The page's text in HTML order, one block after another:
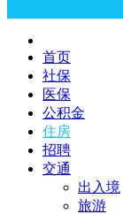
首页
社保
医保
公积金
住房
招聘
交通
出入境
旅游